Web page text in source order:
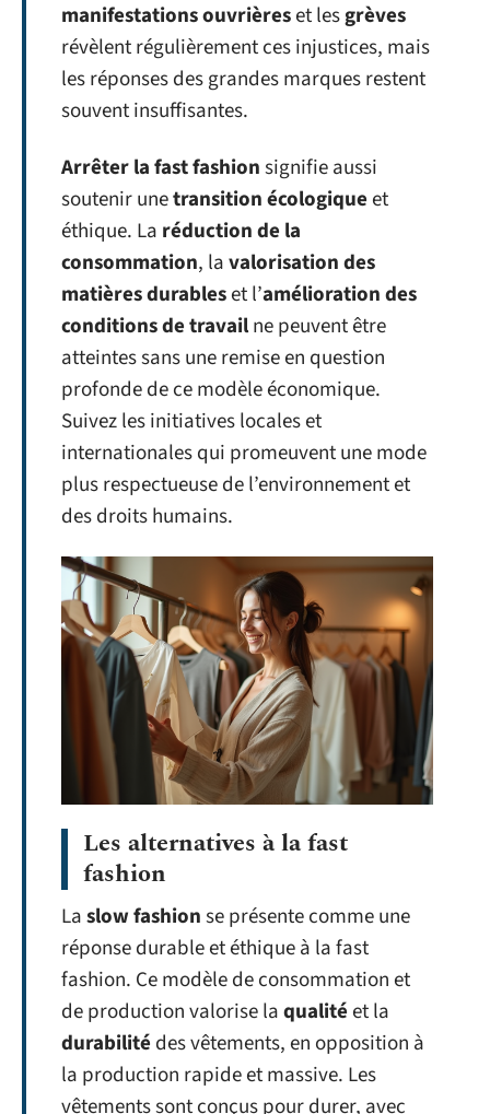
manifestations ouvrièreset lesgrèves
révèlent régulièrement ces injustices, mais
les réponses des grandes marques restent
souvent insuffisantes.
Arrêter la fast fashionsignifie aussi
soutenir unetransition écologiqueet
éthique. La réduction de la
consommation, lavalorisation des
matières durableset l’amélioration des
conditions de travailne peuvent être
atteintes sans une remise en question
profonde de ce modèle économique.
Suivez les initiatives locales et
internationales qui promeuvent une mode
plus respectueuse de l’environnement et
des droits humains.
Les alternatives à la fast
fashion
Laslow fashionse présente comme une
réponse durable et éthique à la fast
fashion. Ce modèle de consommation et
de production valorise laqualitéet la
durabilité des vêtements, en opposition à
la production rapide et massive. Les
vêtements sont conçus pour durer, avec